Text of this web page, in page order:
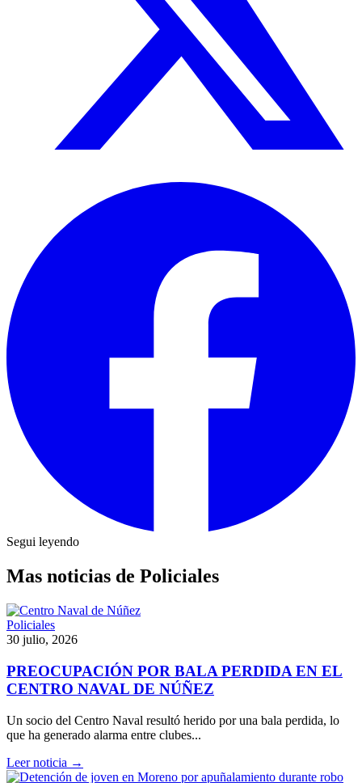
Segui leyendo
Mas noticias de Policiales
Policiales
30 julio, 2026
PREOCUPACIÓN POR BALA PERDIDA EN EL
CENTRO NAVAL DE NÚÑEZ
Un socio del Centro Naval resultó herido por una bala perdida, lo
que ha generado alarma entre clubes...
Leer noticia →